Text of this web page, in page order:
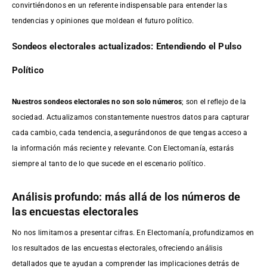
convirtiéndonos en un referente indispensable para entender las
tendencias y opiniones que moldean el futuro político.
Sondeos electorales actualizados: Entendiendo el Pulso
Político
Nuestros sondeos electorales no son solo números; son el reflejo de la
sociedad. Actualizamos constantemente nuestros datos para capturar
cada cambio, cada tendencia, asegurándonos de que tengas acceso a
la información más reciente y relevante. Con Electomanía, estarás
siempre al tanto de lo que sucede en el escenario político.
Análisis profundo: más allá de los números de
las encuestas electorales
No nos limitamos a presentar cifras. En Electomanía, profundizamos en
los resultados de las encuestas electorales, ofreciendo análisis
detallados que te ayudan a comprender las implicaciones detrás de